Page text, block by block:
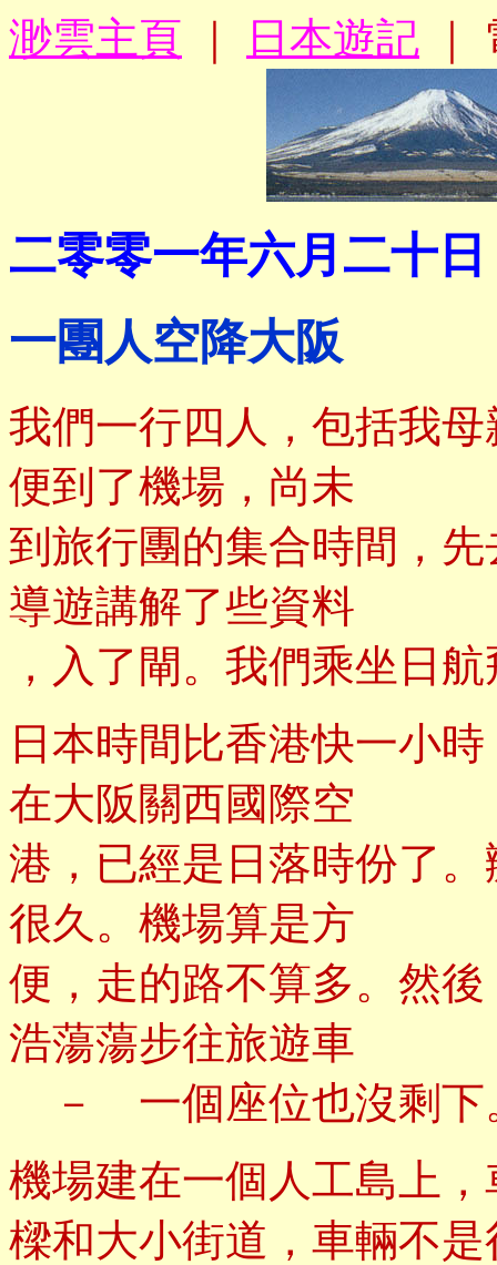
渺雲主頁 日本遊記 ｜
二零零一年六月二十
一團人空降大阪
我們一行四人，包括我
便到了機場，尚未
到旅行團的集合時間，
導遊講解了些資料
，入了閘。我們乘坐日
日本時間比香港快一小
在大阪關西國際空
港，已經是日落時份了
很久。機場算是方
便，走的路不算多。然
浩蕩蕩步往旅遊車
－ 一個座位也沒剩下
機場建在一個人工島上
樑和大小街道，車輛不